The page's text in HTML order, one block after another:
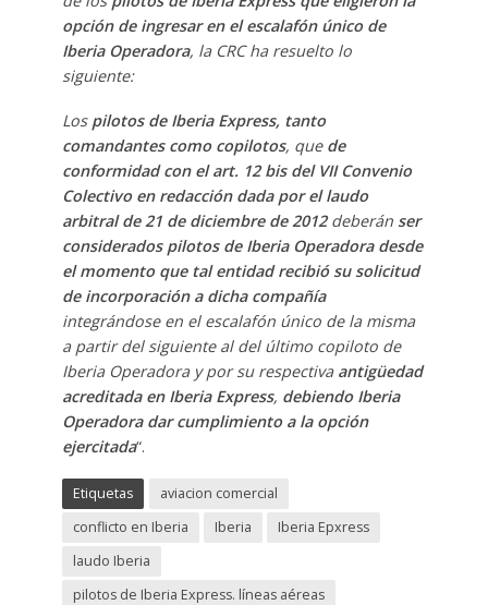
opción de ingresar en el escalafón único de
Iberia Operadora, la CRC ha resuelto lo
siguiente:
Los pilotos de Iberia Express, tanto
comandantes como copilotos, que de
conformidad con el art. 12 bis del VII Convenio
Colectivo en redacción dada por el laudo
arbitral de 21 de diciembre de 2012deberán ser
considerados pilotos de Iberia Operadora desde
el momento que tal entidad recibió su solicitud
de incorporación a dicha compañía
integrándose en el escalafón único de la misma
a partir del siguiente al del último copiloto de
Iberia Operadora y por su respectiva antigüedad
acreditada en Iberia Express, debiendo Iberia
Operadora dar cumplimiento a la opción
ejercitada“.
Etiquetas
aviacion comercial
conflicto en Iberia
Iberia
Iberia Epxress
laudo Iberia
pilotos de Iberia Express. líneas aéreas